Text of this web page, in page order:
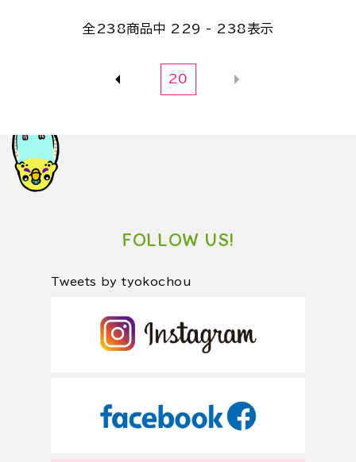
全238商品中 229 - 238表示
20
FOLLOW US!
Tweets by tyokochou